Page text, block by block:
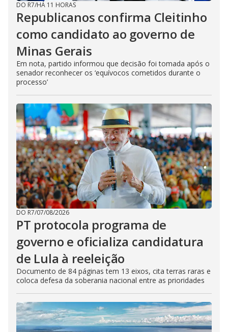
DO R7/HÁ 11 HORAS
Republicanos confirma Cleitinho
como candidato ao governo de
Minas Gerais
Em nota, partido informou que decisão foi tomada após o
senador reconhecer os ‘equívocos cometidos durante o
processo’
DO R7/07/08/2026
PT protocola programa de
governo e oficializa candidatura
de Lula à reeleição
Documento de 84 páginas tem 13 eixos, cita terras raras e
coloca defesa da soberania nacional entre as prioridades